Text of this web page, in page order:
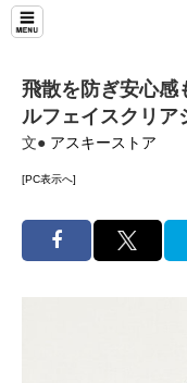
飛散を防ぎ安心感
ルフェイスクリア
文● アスキーストア
[PC表示へ]